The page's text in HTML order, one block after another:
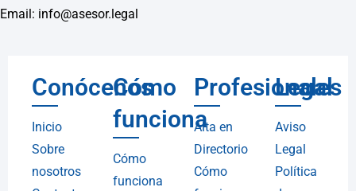
Email: info@asesor.legal
Conócenos
Inicio
Sobre
nosotros
Cómo
funciona
Cómo
funciona
Profesionales
Alta en
Directorio
Cómo
Legal
Aviso
Legal
Política